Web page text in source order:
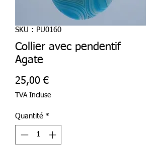
SKU : PU0160
Collier avec pendentif
Agate
25,00 €Prix
TVA Incluse
Quantité *